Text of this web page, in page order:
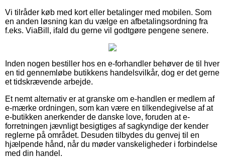
Vi tilråder køb med kort eller betalinger med mobilen. Som
en anden løsning kan du vælge en afbetalingsordning fra
f.eks. ViaBill, ifald du gerne vil godtgøre pengene senere.
Inden nogen bestiller hos en e-forhandler behøver de til hver
en tid gennemløbe butikkens handelsvilkår, dog er det gerne
et tidskrævende arbejde.
Et nemt alternativ er at granske om e-handlen er medlem af
e-mærke ordningen, som kan være en tilkendegivelse af at
e-butikken anerkender de danske love, foruden at e-
forretningen jævnligt besigtiges af sagkyndige der kender
reglerne på området. Desuden tilbydes du genvej til en
hjælpende hånd, når du møder vanskeligheder i forbindelse
med din handel.